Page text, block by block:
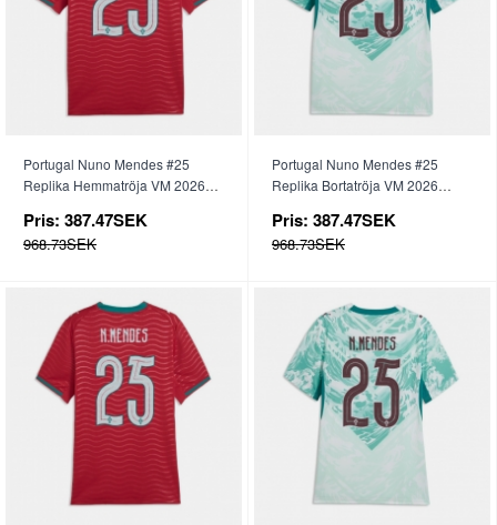
Portugal Nuno Mendes #25
Replika Hemmatröja VM 2026
Pris: 387.47SEK
968.73SEK
Portugal Nuno Mendes #25
Replika Bortatröja VM 2026
Pris: 387.47SEK
968.73SEK